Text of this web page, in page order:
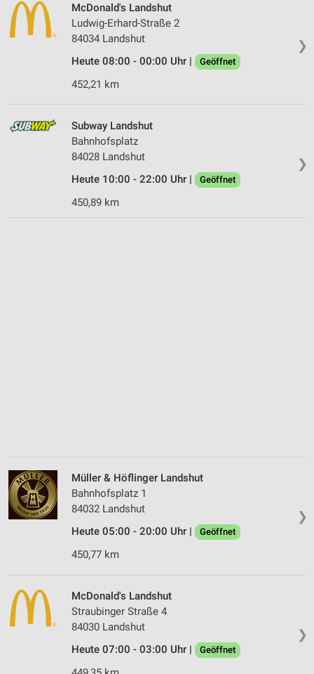
❯
McDonald's Landshut
Ludwig-Erhard-Straße 2
84034 Landshut
Heute 08:00 - 00:00 Uhr |
Geöffnet
452,21 km
❯
Subway Landshut
Bahnhofsplatz
84028 Landshut
Heute 10:00 - 22:00 Uhr |
Geöffnet
450,89 km
❯
Müller & Höflinger Landshut
Bahnhofsplatz 1
84032 Landshut
Heute 05:00 - 20:00 Uhr |
Geöffnet
450,77 km
❯
McDonald's Landshut
Straubinger Straße 4
84030 Landshut
Heute 07:00 - 03:00 Uhr |
Geöffnet